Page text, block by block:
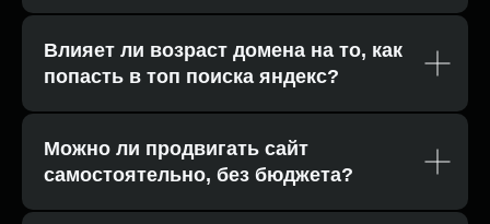
Влияет ли возраст домена на то, как
попасть в топ поиска яндекс?
Можно ли продвигать сайт
самостоятельно, без бюджета?